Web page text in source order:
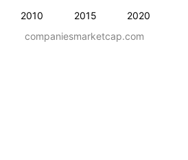
2010 2015 2020
companiesmarketcap.com